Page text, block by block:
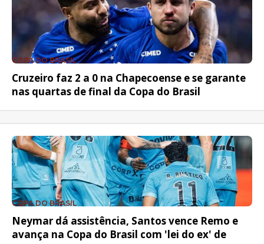
COPA DO BRASIL
Cruzeiro faz 2 a 0 na Chapecoense e se garante
nas quartas de final da Copa do Brasil
COPA DO BRASIL
Neymar dá assistência, Santos vence Remo e
avança na Copa do Brasil com 'lei do ex' de